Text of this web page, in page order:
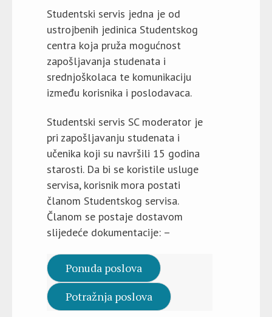
Studentski servis jedna je od
ustrojbenih jedinica Studentskog
centra koja pruža mogućnost
zapošljavanja studenata i
srednjoškolaca te komunikaciju
između korisnika i poslodavaca.
Studentski servis SC moderator je
pri zapošljavanju studenata i
učenika koji su navršili 15 godina
starosti. Da bi se koristile usluge
servisa, korisnik mora postati
članom Studentskog servisa.
Članom se postaje dostavom
slijedeće dokumentacije: –
Ponuda poslova
Potražnja poslova